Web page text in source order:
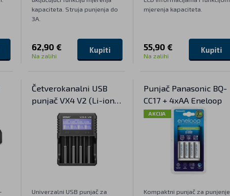
kapaciteta. Struja punjenja do
3A.
62,90 €
Na zalihi
Kupiti
mjerenja kapaciteta.
55,90 €
Na zalihi
Kupiti
Četverokanalni USB
punjač VX4 V2 (Li-ion i
Univerzalni USB punjač za
Punjač Panasonic BQ-
CC17 + 4xAA Eneloop
AKCIJA
Kompaktni punjač za punjenje